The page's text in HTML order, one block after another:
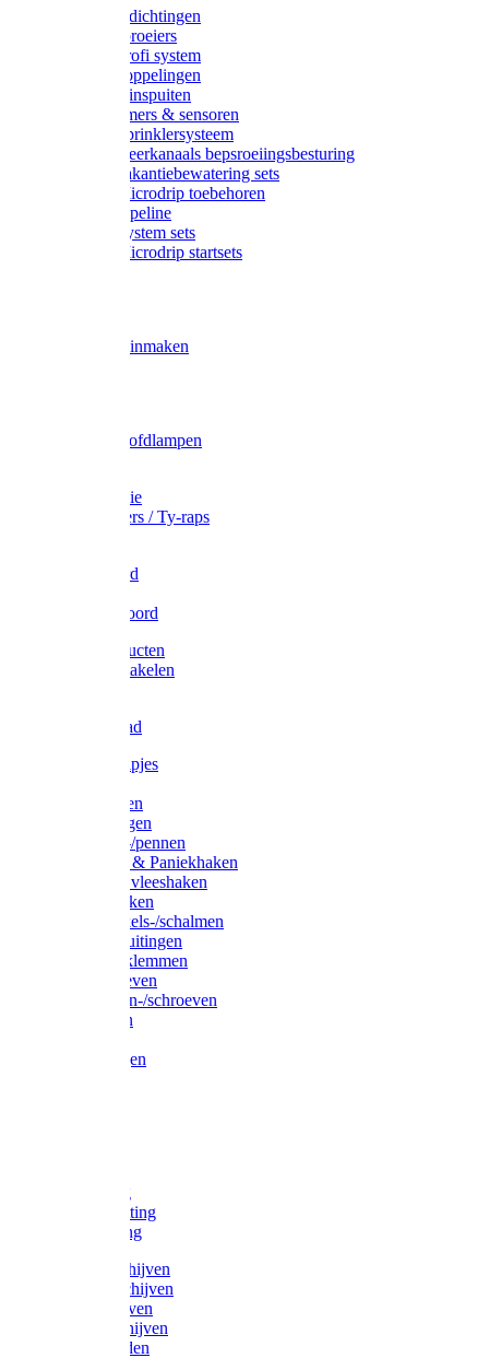
Gardena afdichtingen
Gardena sproeiers
Gardena Profi system
Gardena koppelingen
Gardena tuinspuiten
Gardena timers & sensoren
Gardena Sprinklersysteem
Gardena meerkanaals bepsroeiingsbesturing
Gardena vakantiebewatering sets
Gardena Microdrip toebehoren
Gardena Pipeline
Gardena System sets
Gardena Microdrip startsets
Wecken & inmaken
Zak- & Hoofdlampen
Tape en folie
Kabelbinders / Ty-raps
Metselkoord
Elastisch koord
Afdekproducten
Heffen en takelen
Waslijndraad
Simplexknipjes
Sleutelringen
Gelaste ringen
Borgveren-/pennen
Musketons & Paniekhaken
S-haken & vleeshaken
Karabijnhaken
Noodschakels-/schalmen
Harp-/D-sluitingen
Staaldraadklemmen
Spanschroeven
Ringmoeren-/schroeven
Puntkousen
Aanlegringen
Voetketting
Scheepsketting
Victorketting
Afbraamschijven
Doorslijpschijven
Lamelschijven
Diamantschijven
Laselektroden